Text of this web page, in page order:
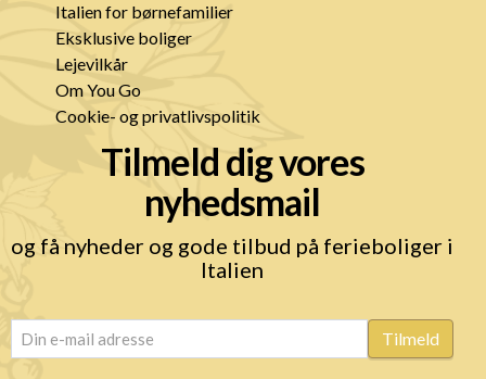
Italien for børnefamilier
Eksklusive boliger
Lejevilkår
Om You Go
Cookie- og privatlivspolitik
Tilmeld dig vores
nyhedsmail
og få nyheder og gode tilbud på ferieboliger i
Italien
email (Påkrævet) Tilmeld